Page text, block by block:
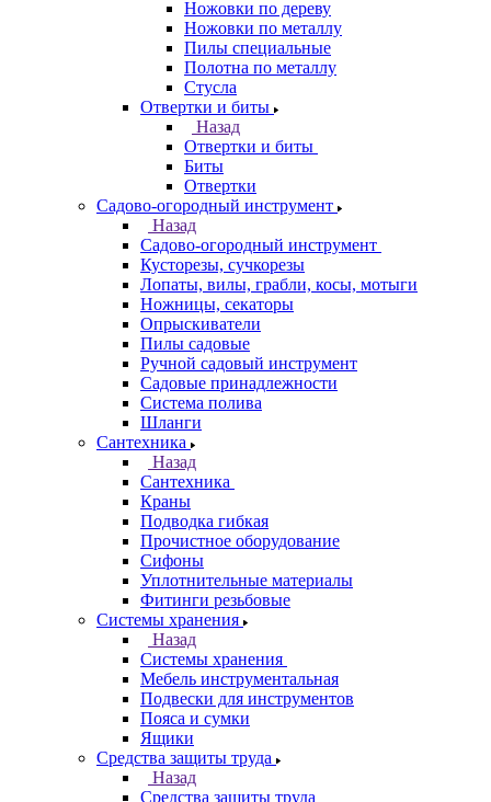
Ножовки по дереву
Ножовки по металлу
Пилы специальные
Полотна по металлу
Стусла
Отвертки и биты
Назад
Отвертки и биты
Биты
Отвертки
Садово-огородный инструмент
Назад
Садово-огородный инструмент
Кусторезы, сучкорезы
Лопаты, вилы, грабли, косы, мотыги
Ножницы, секаторы
Опрыскиватели
Пилы садовые
Ручной садовый инструмент
Садовые принадлежности
Система полива
Шланги
Сантехника
Назад
Сантехника
Краны
Подводка гибкая
Прочистное оборудование
Сифоны
Уплотнительные материалы
Фитинги резьбовые
Системы хранения
Назад
Системы хранения
Мебель инструментальная
Подвески для инструментов
Пояса и сумки
Ящики
Средства защиты труда
Назад
Средства защиты труда